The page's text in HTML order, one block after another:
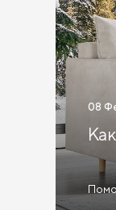
Кровати
Кровати
08